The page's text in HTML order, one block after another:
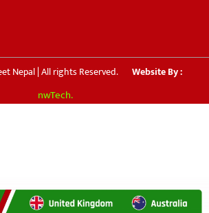
Nepal | All rights Reserved. Website By :
nwTech.